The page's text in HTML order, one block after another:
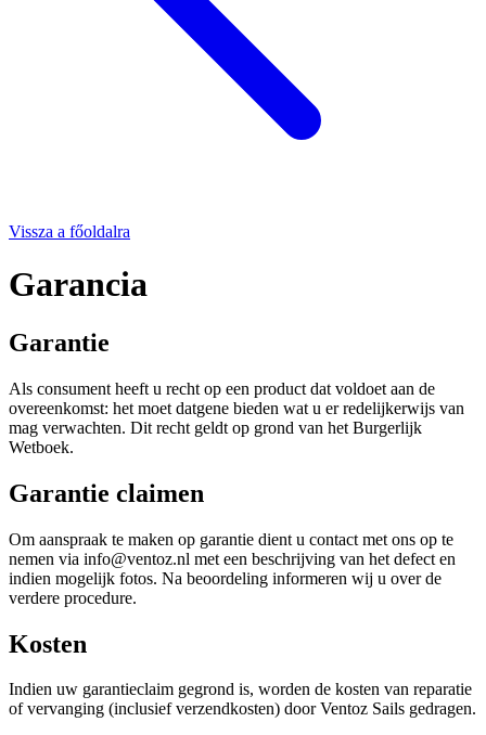
Vissza a főoldalra
Garancia
Garantie
Als consument heeft u recht op een product dat voldoet aan de
overeenkomst: het moet datgene bieden wat u er redelijkerwijs van
mag verwachten. Dit recht geldt op grond van het Burgerlijk
Wetboek.
Garantie claimen
Om aanspraak te maken op garantie dient u contact met ons op te
nemen via info@ventoz.nl met een beschrijving van het defect en
indien mogelijk fotos. Na beoordeling informeren wij u over de
verdere procedure.
Kosten
Indien uw garantieclaim gegrond is, worden de kosten van reparatie
of vervanging (inclusief verzendkosten) door Ventoz Sails gedragen.